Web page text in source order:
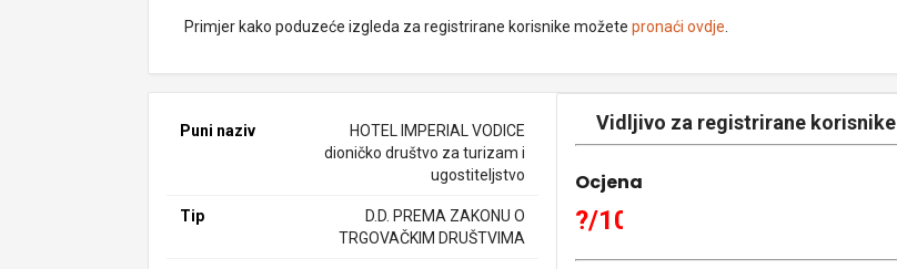
Primjer kako poduzeće izgleda za registrirane korisnike možetepronaći ovdje
Puni naziv
HOTEL IMPERIAL VODICE
dioničko društvo za turizam i
ugostiteljstvo
Tip
D.D. PREMA ZAKONU O
TRGOVAČKIM DRUŠTVIMA
Vidljivo za registrirane korisnike
Ocjena
?/10